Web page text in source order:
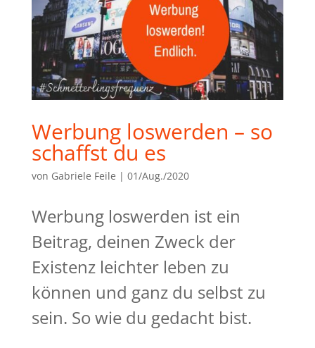
Werbung loswerden – so
schaffst du es
von Gabriele Feile | 01/Aug./2020
Werbung loswerden ist ein
Beitrag, deinen Zweck der
Existenz leichter leben zu
können und ganz du selbst zu
sein. So wie du gedacht bist.